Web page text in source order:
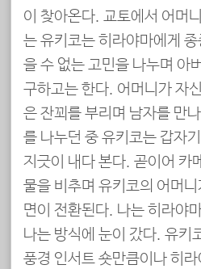
이 찾아온다. 교토에서 어머
는 유키코는 히라야마에게
을 수 없는 고민을 나누며 아
구하고는 한다. 어머니가 자
은 잔꾀를 부리며 남자를 만
를 나누던 중 유키코는 갑자
지긋이 내다 본다. 곧이어 카
물을 비추며 유키코의 어머
면이 전환된다. 나는 히라야
나는 방식에 눈이 갔다. 유키
풍경 인서트 숏만큼이나 히